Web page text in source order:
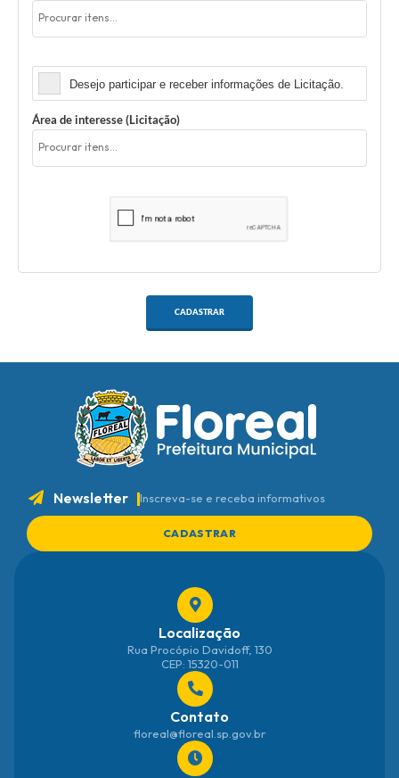
Desejo participar e receber informações de Licitação.
Área de interesse (Licitação)
CADASTRAR
Newsletter Inscreva-se e receba informativos
CADASTRAR
Localização
Rua Procópio Davidoff, 130
CEP: 15320-011
Contato
floreal@floreal.sp.gov.br